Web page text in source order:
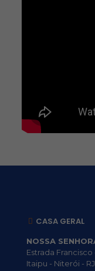
CASA GERAL
NOSSA
Estrada Francisco
Itaipu - Niterói - RJ